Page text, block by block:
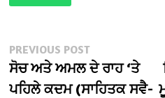
Post
navigation
PREVIOUS POSTPrevious
post:
ਸੋਚ ਅਤੇ ਅਮਲ ਦੇ ਰਾਹ ‘ਤੇ
ਪਹਿਲੇ ਕਦਮ (ਸਾਹਿਤਕ ਸਵੈ-